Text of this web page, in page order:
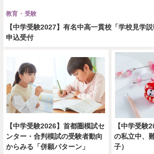
【中学受験2027】有名中高一貫校「学校見学
申込受付
教育・受験
【中学受験2026】首都圏模試セ
ンター・合判模試の受験者動向
からみる「併願パターン」
【中学受験
の私立中、
子）